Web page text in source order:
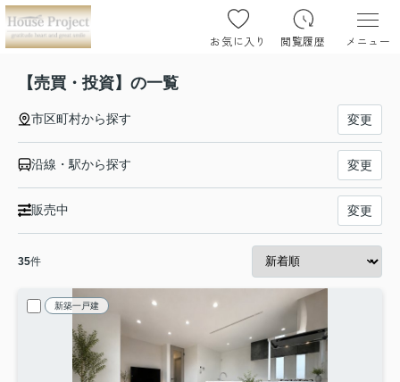
お気に入り 閲覧履歴 メニュー
【売買・投資】の一覧
市区町村から探す 変更
沿線・駅から探す 変更
販売中 変更
35件
新築一戸建